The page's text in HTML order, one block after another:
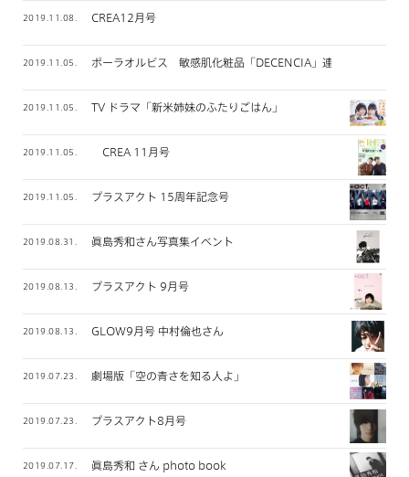
2019.11.08. CREA12月号
2019.11.05. ポーラオルビス 敏感肌化粧品「DECENCIA」連載
2019.11.05. TV ドラマ「新米姉妹のふたりごはん」
2019.11.05. CREA 11月号
2019.11.05. プラスアクト 15周年記念号
2019.08.31. 眞島秀和さん写真集イベント
2019.08.13. プラスアクト 9月号
2019.08.13. GLOW9月号 中村倫也さん
2019.07.23. 劇場版「空の青さを知る人よ」
2019.07.23. プラスアクト8月号
2019.07.17. 眞島秀和 さん photo book